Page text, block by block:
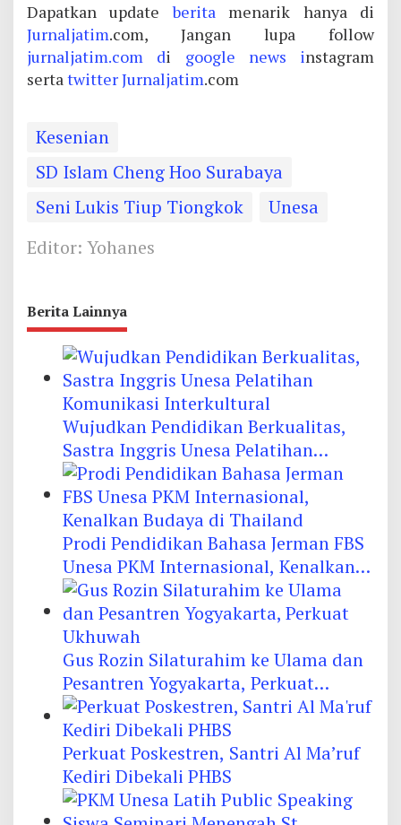
Dapatkan updateberitamenarik hanya di
Jurnaljatim.com, Jangan lupa follow
jurnaljatim.com di google news instagram
sertatwitterJurnaljatim.com
Kesenian
SD Islam Cheng Hoo Surabaya
Seni Lukis Tiup Tiongkok
Unesa
Editor: Yohanes
Berita Lainnya
Wujudkan Pendidikan Berkualitas,
Sastra Inggris Unesa Pelatihan
Komunikasi Interkultural
Prodi Pendidikan Bahasa Jerman FBS
Unesa PKM Internasional, Kenalkan
Budaya di Thailand
Gus Rozin Silaturahim ke Ulama dan
Pesantren Yogyakarta, Perkuat
Ukhuwah
Perkuat Poskestren, Santri Al Ma’ruf
Kediri Dibekali PHBS